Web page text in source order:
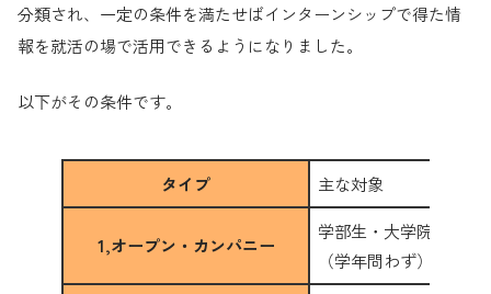
分類され、一定の条件を満たせばインターンシップで得た情
報を就活の場で活用できるようになりました。
以下がその条件です。
タイプ 主な対象
1,オープン・カンパニー
学部生・大学院生
（学年問わず）